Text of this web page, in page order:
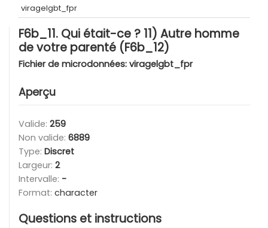
viragelgbt_fpr
F6b_11. Qui était-ce ? 11) Autre homme
de votre parenté (F6b_12)
Fichier de microdonnées: viragelgbt_fpr
Aperçu
Valide: 259
Non valide: 6889
Type: Discret
Largeur: 2
Intervalle: -
Format: character
Questions et instructions